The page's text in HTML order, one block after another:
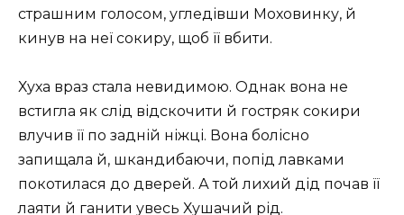
страшним голосом, угледівши Моховинку, й
кинув на неї сокиру, щоб її вбити.
Хуха враз стала невидимою. Однак вона не
встигла як слід відскочити й гостряк сокири
влучив її по задній ніжці. Вона болісно
запищала й, шкандибаючи, попід лавками
покотилася до дверей. А той лихий дід почав її
лаяти й ганити увесь Хушачий рід.